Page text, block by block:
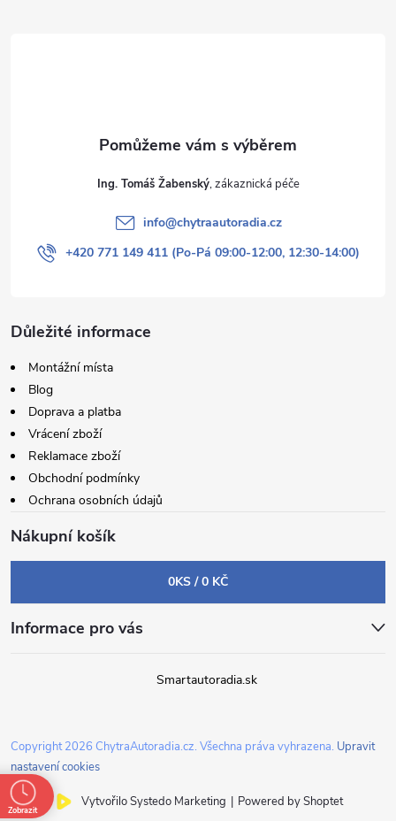
Ing. Tomáš Žabenský
info@chytraautoradia.cz
+420 771 149 411 (Po-Pá 09:00-12:00, 12:30-14:00)
Důležité informace
Montážní místa
Blog
Doprava a platba
Vrácení zboží
Reklamace zboží
Obchodní podmínky
Ochrana osobních údajů
Nákupní košík
0KS /0 KČ
Informace pro vás
Smartautoradia.sk
Vytvořilo Systedo Marketing | Powered by Shoptet
Copyright 2026 ChytraAutoradia.cz. Všechna práva vyhrazena. Upravit
nastavení cookies
Zobrazit